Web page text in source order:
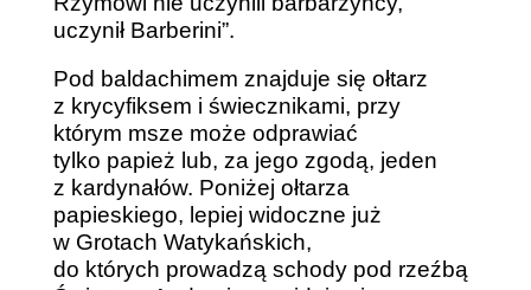
uczynił Barberini”.
Pod baldachimem znajduje się ołtarz
z krycyfiksem i świecznikami, przy
którym msze może odprawiać
tylko papież lub, za jego zgodą, jeden
z kardynałów. Poniżej ołtarza
papieskiego, lepiej widoczne już
w Grotach Watykańskich,
do których prowadzą schody pod rzeźbą